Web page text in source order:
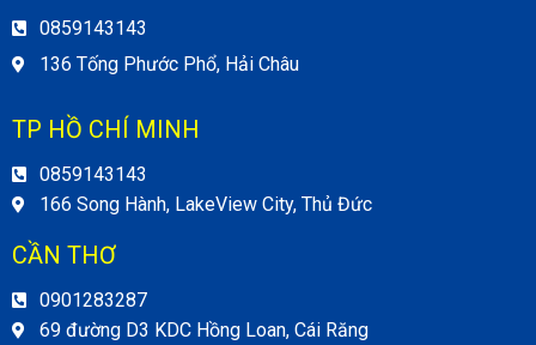
0859143143
136 Tống Phước Phổ, Hải Châu
TP HỒ CHÍ MINH
0859143143
166 Song Hành, LakeView City, Thủ Đức
CẦN THƠ
0901283287
69 đường D3 KDC Hồng Loan, Cái Răng